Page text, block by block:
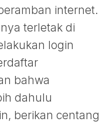
internet.
terletak di
login
bahwa
dahulu
berikan centang